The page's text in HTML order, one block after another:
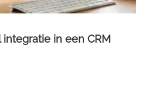
in een CRM